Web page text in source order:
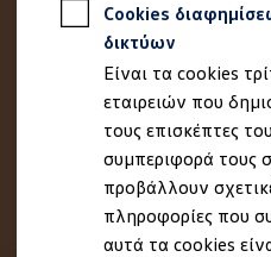
Cookies
δικτύων
Είναι τα cookies
εταιρειών που
τους επισκέπτες
συμπεριφορά τους
προβάλλουν
πληροφορίες που
αυτά τα cookies
Εφαρμογές
Σύνδεση
We Charge -
Πληροφορίες
Ανακύκλωση
Ανακλήσεις
Eνημερώσεις
Digital Manual
XTL diesel fuel
Υπηρεσίες